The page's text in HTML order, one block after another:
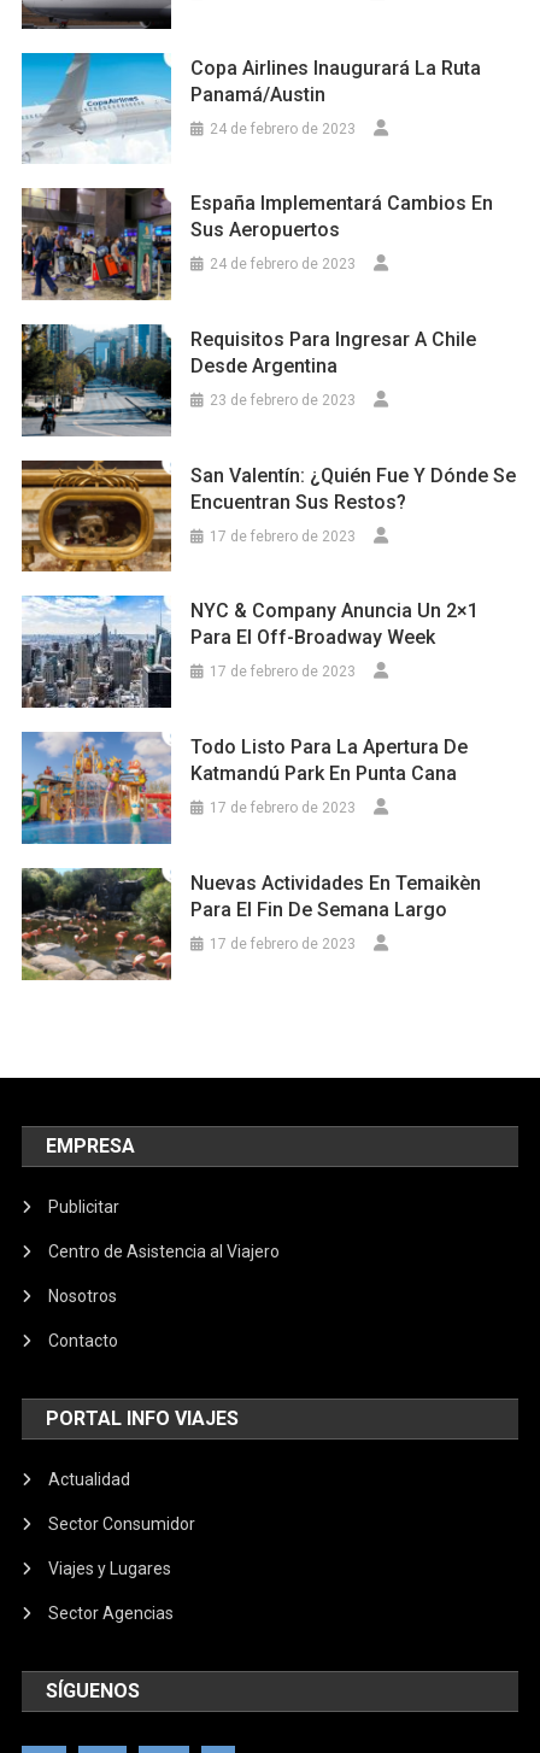
Copa Airlines Inaugurará La Ruta
Panamá/Austin
24 de febrero de 2023
España Implementará Cambios En
Sus Aeropuertos
24 de febrero de 2023
Requisitos Para Ingresar A Chile
Desde Argentina
23 de febrero de 2023
San Valentín: ¿Quién Fue Y Dónde Se
Encuentran Sus Restos?
17 de febrero de 2023
NYC & Company Anuncia Un 2×1
Para El Off-Broadway Week
17 de febrero de 2023
Todo Listo Para La Apertura De
Katmandú Park En Punta Cana
17 de febrero de 2023
Nuevas Actividades En Temaikèn
Para El Fin De Semana Largo
17 de febrero de 2023
EMPRESA
Publicitar
Centro de Asistencia al Viajero
Nosotros
Contacto
PORTAL INFO VIAJES
Actualidad
Sector Consumidor
Viajes y Lugares
Sector Agencias
SÍGUENOS